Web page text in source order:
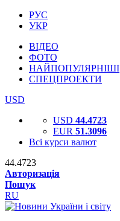
РУС
УКР
ВІДЕО
ФОТО
НАЙПОПУЛЯРНІШІ
СПЕЦПРОЕКТИ
USD
USD 44.4723
EUR 51.3096
Всі курси валют
44.4723
Авторизація
Пошук
RU